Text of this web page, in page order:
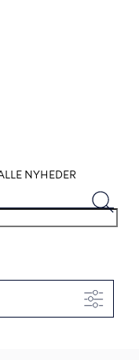
NYHEDER